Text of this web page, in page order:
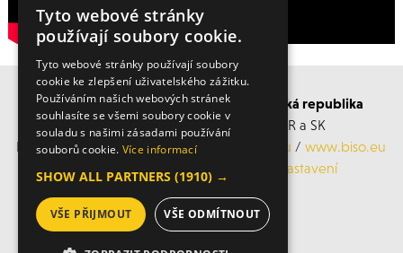
BISO SCHRATTENECKER Česká a Slovenská republika
Obchodní s servisní střediska po ČR a SK
Mobil: +420 606 183 360, Email:
info@biso.eu /www.biso.eu
Cookies nastavení
© 2026 Biso
Tyto webové stránky
používají soubory cookie.
Tyto webové stránky používají soubory
cookie ke zlepšení uživatelského zážitku.
Používáním našich webových stránek
souhlasíte se všemi soubory cookie v
souladu s našimi zásadami používání
souborů cookie. Více informací
SHOW ALL PARTNERS (1910) →
VŠE PŘIJMOUT VŠE ODMÍTNOUT